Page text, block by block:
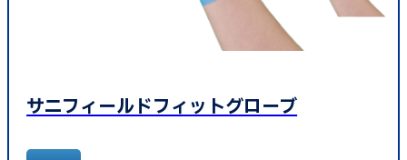
サニフィールドフィットグローブ